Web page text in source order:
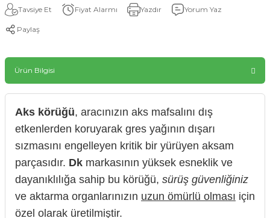
Tavsiye Et Fiyat Alarmı Yazdır Yorum Yaz
Paylaş
Ürün Bilgisi
Aks körüğü, aracınızın aks mafsalını dış
etkenlerden koruyarak gres yağının dışarı
sızmasını engelleyen kritik bir yürüyen aksam
parçasıdır. Dk markasının yüksek esneklik ve
dayanıklılığa sahip bu körüğü, sürüş güvenliğiniz
ve aktarma organlarınızın uzun ömürlü olması için
özel olarak üretilmiştir.